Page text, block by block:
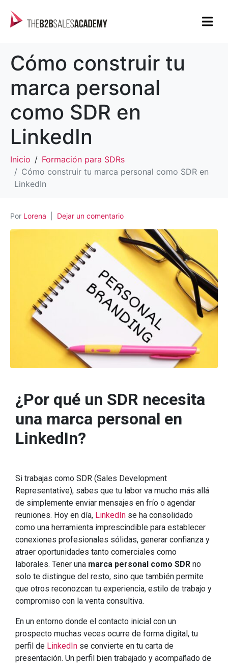
Cómo construir tu
marca personal
como SDR en
LinkedIn
Inicio
Formación para SDRs
Cómo construir tu marca personal como SDR en
LinkedIn
Por Lorena Dejar un comentario
¿Por qué un SDR necesita
una marca personal en
LinkedIn?
Si trabajas como SDR (Sales Development
Representative), sabes que tu labor va mucho más allá
de simplemente enviar mensajes en frío o agendar
reuniones. Hoy en día, LinkedIn se ha consolidado
como una herramienta imprescindible para establecer
conexiones profesionales sólidas, generar confianza y
atraer oportunidades tanto comerciales como
laborales. Tener una marca personal como SDR no
solo te distingue del resto, sino que también permite
que otros reconozcan tu experiencia, estilo de trabajo y
compromiso con la venta consultiva.
En un entorno donde el contacto inicial con un
prospecto muchas veces ocurre de forma digital, tu
perfil de LinkedIn se convierte en tu carta de
presentación. Un perfil bien trabajado y acompañado de